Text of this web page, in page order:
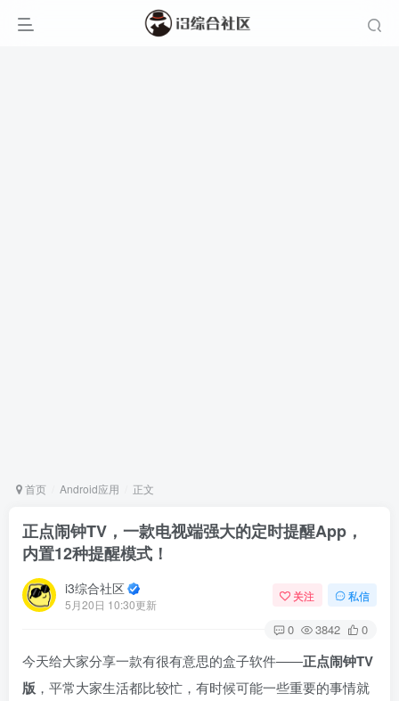
首页 Android应用 正文
正点闹钟TV，一款电视端强大的定时提醒App，
内置12种提醒模式！
i3综合社区
5月20日 10:30更新
关注 私信
0 3842 0
今天给大家分享一款有很有意思的盒子软件——正点闹钟TV
版 ，平常大家生活都比较忙，有时候可能一些重要的事情就